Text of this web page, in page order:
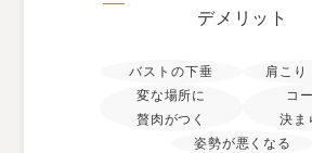
デメリット
バストの下垂
肩こり
変な場所に
贅肉がつく
コ
決ま
姿勢が悪くなる